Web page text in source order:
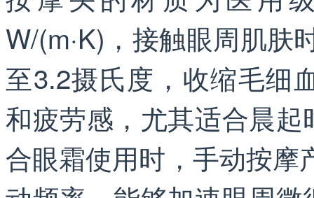
W/(m·K)，接触眼周肌肤
至3.2摄氏度，收缩毛细
和疲劳感，尤其适合晨
合眼霜使用时，手动按摩